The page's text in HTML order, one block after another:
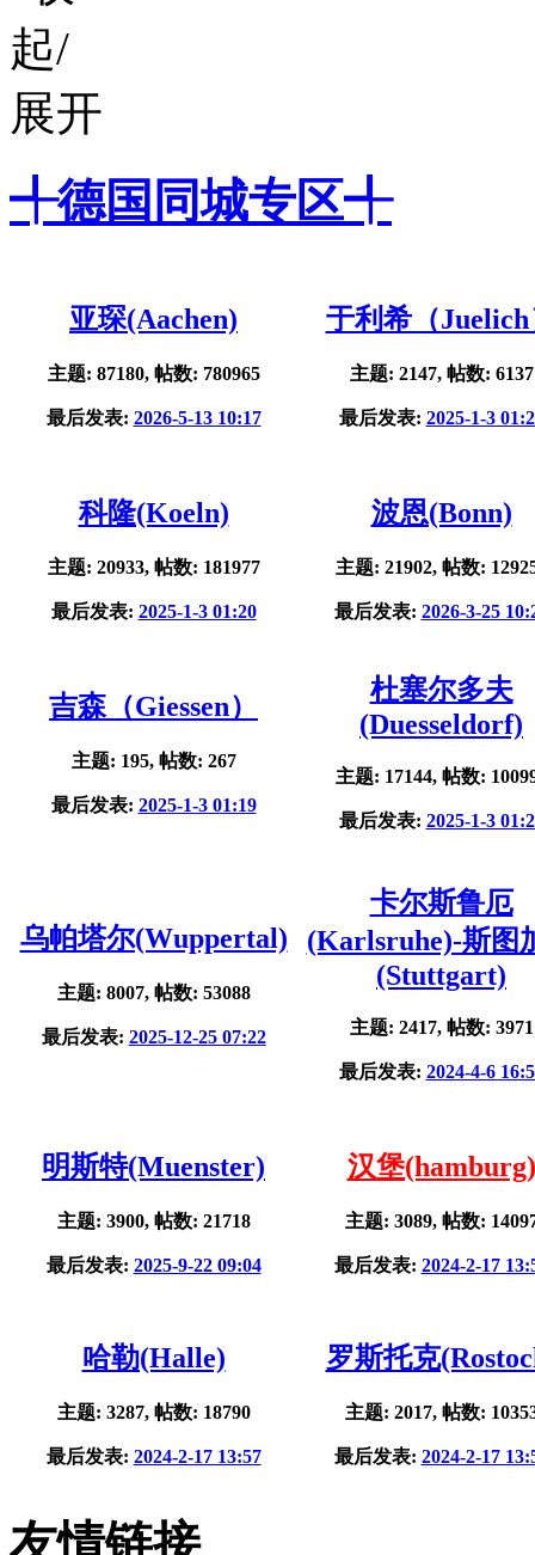
╃德国同城专区╃
亚琛(Aachen)
主题: 87180, 帖数: 780965
最后发表: 2026-5-13 10:17
于利希（Juelich
主题: 2147, 帖数: 6137
最后发表: 2025-1-3
科隆(Koeln)
主题: 20933, 帖数: 181977
最后发表: 2025-1-3 01:20
波恩(Bonn)
主题: 21902, 帖数:
最后发表: 2026-3-25
吉森（Giessen）
主题: 195, 帖数: 267
最后发表: 2025-1-3 01:19
杜塞尔多夫
(Duesseldorf)
主题: 17144, 帖数:
最后发表: 2025-1-3
乌帕塔尔(Wuppertal)
主题: 8007, 帖数: 53088
最后发表: 2025-12-25 07:22
卡尔斯鲁厄
(Karlsruhe)-斯图
(Stuttgart)
主题: 2417, 帖数: 3971
最后发表: 2024-4-6
明斯特(Muenster)
主题: 3900, 帖数: 21718
最后发表: 2025-9-22 09:04
汉堡(hamburg)
主题: 3089, 帖数:
最后发表: 2024-2-17
哈勒(Halle)
主题: 3287, 帖数: 18790
最后发表: 2024-2-17 13:57
罗斯托克
主题: 2017, 帖数:
最后发表: 2024-2-17
友情链接